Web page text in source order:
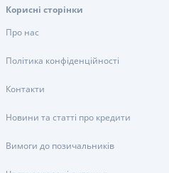
Корисні сторінки
Про нас
Політика конфіденційності
Контакти
Новини та статті про кредити
Вимоги до позичальників